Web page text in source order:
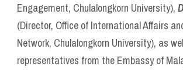
Engagement, Chulalongkorn University),
(Director, Office of International Affairs
Network, Chulalongkorn University), as
representatives from the Embassy of